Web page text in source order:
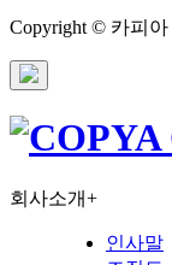
Copyright © 카피
회사소개+
인사말